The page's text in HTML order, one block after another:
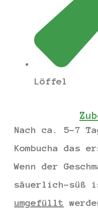
Löffel
Nach ca. 5-7
Kombucha das
Wenn der
säuerlich-süß
umgefüllt